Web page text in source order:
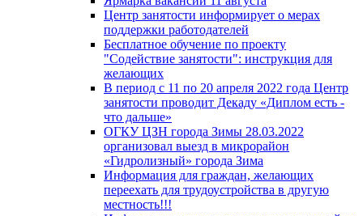
Центр занятости информирует о мерах
поддержки работодателей
Бесплатное обучение по проекту
"Содействие занятости": инструкция для
желающих
В период с 11 по 20 апреля 2022 года Центр
занятости проводит Декаду «Диплом есть -
что дальше»
ОГКУ ЦЗН города Зимы 28.03.2022
организовал выезд в микрорайон
«Гидролизный» города Зима
Информация для граждан, желающих
переехать для трудоустройства в другую
местность!!!